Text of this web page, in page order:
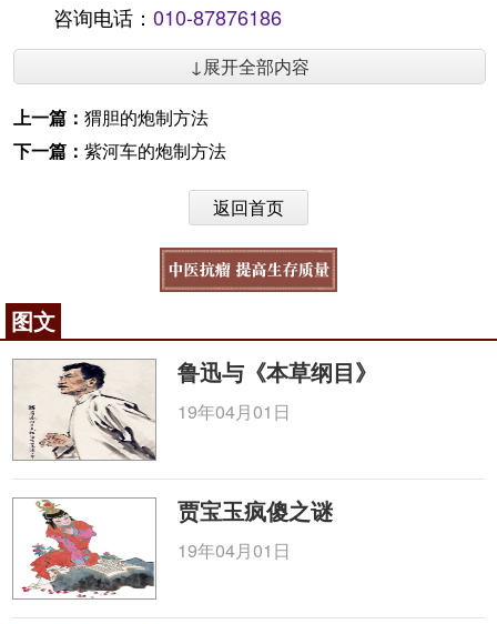
咨询电话： 010-87876186
↓展开全部内容
上一篇： 猬胆的炮制方法
下一篇： 紫河车的炮制方法
返回首页
图文
鲁迅与《本草纲目》
19年04月01日
贾宝玉疯傻之谜
19年04月01日